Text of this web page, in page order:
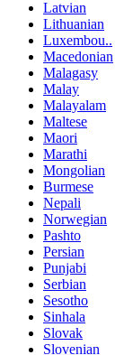
Latvian
Lithuanian
Luxembou..
Macedonian
Malagasy
Malay
Malayalam
Maltese
Maori
Marathi
Mongolian
Burmese
Nepali
Norwegian
Pashto
Persian
Punjabi
Serbian
Sesotho
Sinhala
Slovak
Slovenian